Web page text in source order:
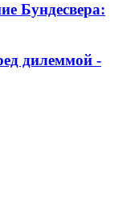
Бундесвера:
дилеммой -